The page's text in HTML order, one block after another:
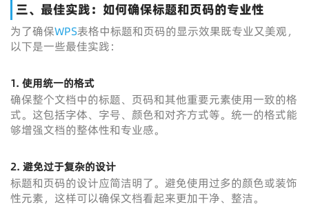
三、最佳实践：如何确保标题和页码的专业性
为了确保WPS表格中标题和页码的显示效果既专业又美观，
以下是一些最佳实践：
1. 使用统一的格式
确保整个文档中的标题、页码和其他重要元素使用一致的格
式。这包括字体、字号、颜色和对齐方式等。统一的格式能
够增强文档的整体性和专业感。
2. 避免过于复杂的设计
标题和页码的设计应简洁明了。避免使用过多的颜色或装饰
性元素，这样可以确保文档看起来更加干净、整洁。